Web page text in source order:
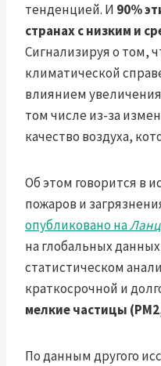
тенденцией. И 90%
странах с низким и
Сигнализируя о том,
климатической
влиянием
том числе из-за
качество воздуха,
Об этом говорится в
пожаров и
опубликовано на
на глобальных данных
статистическом
краткосрочной и
мелкие частицы
По данным другого